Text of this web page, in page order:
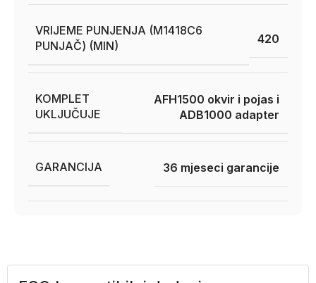
VRIJEME PUNJENJA (M1418C6
PUNJAČ) (MIN)
420
KOMPLET
UKLJUČUJE
AFH1500 okvir i pojas i
ADB1000 adapter
GARANCIJA 36 mjeseci garancije